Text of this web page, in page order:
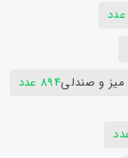
میز و صندلی894 عدد